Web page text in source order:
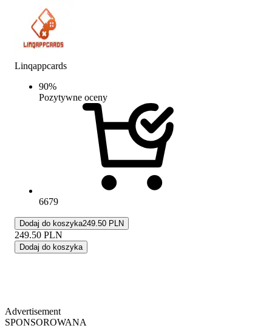
Linqappcards
90%
Pozytywne oceny
6679
Dodaj do koszyka249.50 PLN
249.50 PLN
Dodaj do koszyka
Advertisement
SPONSOROWANA